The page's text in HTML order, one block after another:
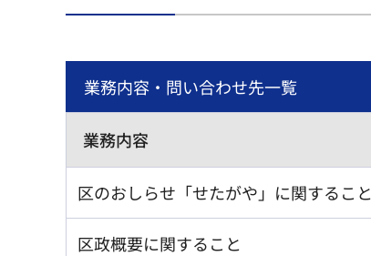
業務内容・問い合わせ先一覧
業務内容
区のおしらせ「せたがや」に関すること
区政概要に関すること